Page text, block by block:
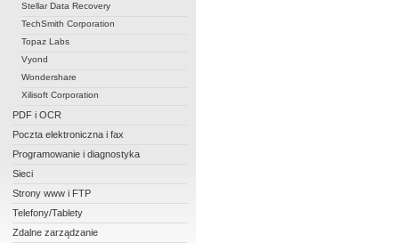
Stellar Data Recovery
TechSmith Corporation
Topaz Labs
Vyond
Wondershare
Xilisoft Corporation
PDF i OCR
Poczta elektroniczna i fax
Programowanie i diagnostyka
Sieci
Strony www i FTP
Telefony/Tablety
Zdalne zarządzanie